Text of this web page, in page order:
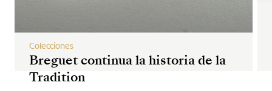
Breguet continua la historia de la
Tradition
Colecciones